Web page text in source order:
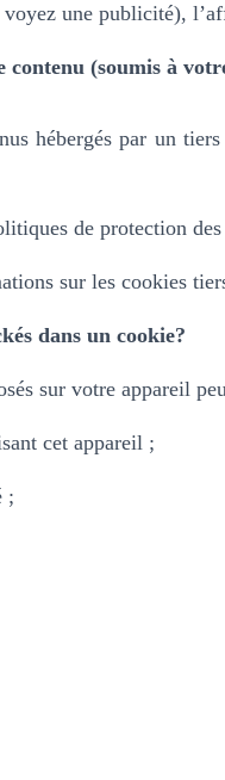
une publicité),
(soumis à
hébergés par un
de protection
sur les cookies
dans un cookie?
sur votre appareil
cet appareil ;
;